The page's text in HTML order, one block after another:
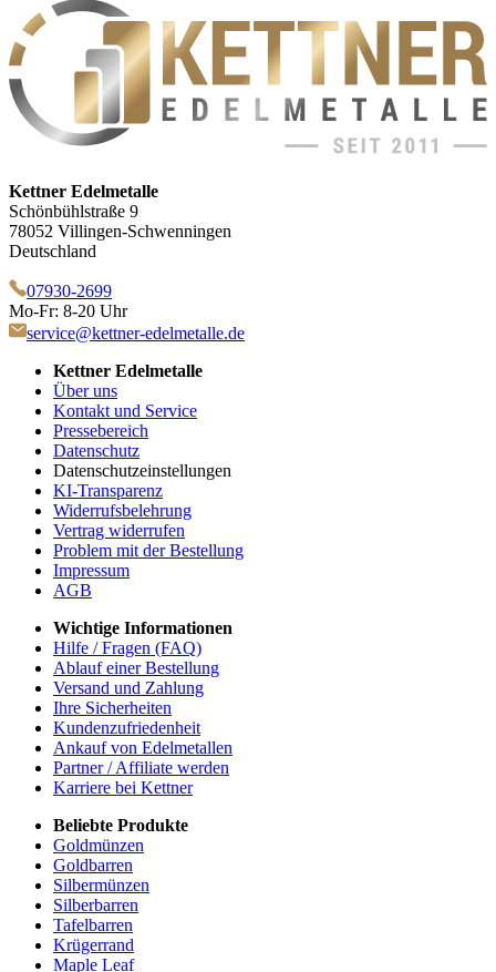
Kettner Edelmetalle
Schönbühlstraße 9
78052 Villingen-Schwenningen
Deutschland
07930-2699
Mo-Fr: 8-20 Uhr
service@kettner-edelmetalle.de
Kettner Edelmetalle
Über uns
Kontakt und Service
Pressebereich
Datenschutz
Datenschutzeinstellungen
KI-Transparenz
Widerrufsbelehrung
Vertrag widerrufen
Problem mit der Bestellung
Impressum
AGB
Wichtige Informationen
Hilfe / Fragen (FAQ)
Ablauf einer Bestellung
Versand und Zahlung
Ihre Sicherheiten
Kundenzufriedenheit
Ankauf von Edelmetallen
Partner / Affiliate werden
Karriere bei Kettner
Beliebte Produkte
Goldmünzen
Goldbarren
Silbermünzen
Silberbarren
Tafelbarren
Krügerrand
Maple Leaf